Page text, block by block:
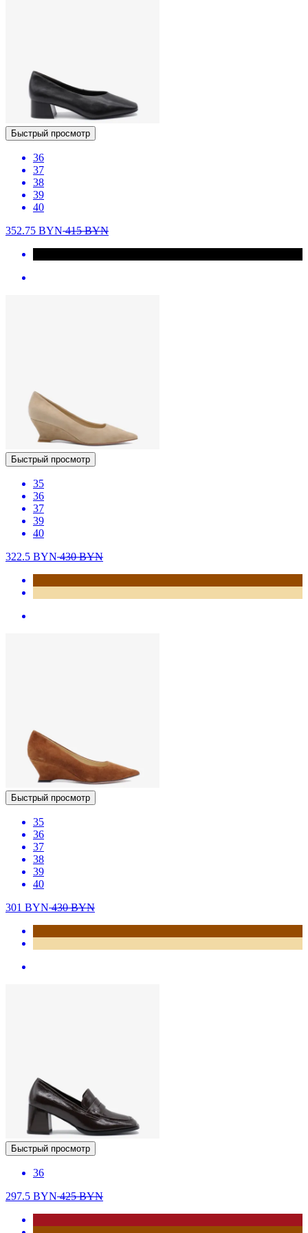
Быстрый просмотр
36
37
38
39
40
352.75 BYN415BYN
Быстрый просмотр
35
36
37
39
40
322.5 BYN430BYN
Быстрый просмотр
35
36
37
38
39
40
301 BYN430BYN
Быстрый просмотр
36
297.5 BYN425BYN